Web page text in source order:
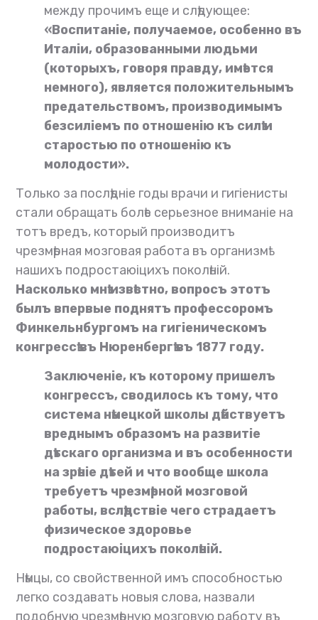
между прочимъ еще и слѣдующее:
«Воспитаніе, получаемое, особенно въ
Италіи, образованными людьми
(которыхъ, говоря правду, имѣется
немного), является положительнымъ
предательствомъ, производимымъ
безсиліемъ по отношенію къ силѣ и
старостью по отношенію къ
молодости».
Только за послѣдніе годы врачи и гигіенисты
стали обращать болѣе серьезное вниманіе на
тотъ вредъ, который производитъ
чрезмѣрная мозговая работа въ организмѣ
нашихъ подростаюіцихъ поколѣній.
Насколько мнѣ извѣстно, вопросъ этотъ
былъ впервые поднятъ профессоромъ
Финкельнбургомъ на гигіеническомъ
конгрессѣ въ Нюренбергѣ въ 1877 году.
Заключеніе, къ которому пришелъ
конгрессъ, сводилось къ тому, что
система нѣмецкой школы дѣйствуетъ
вреднымъ образомъ на развитіе
дѣтскаго организма и въ особенности
на зрѣніе дѣтей и что вообще школа
требуетъ чрезмѣрной мозговой
работы, вслѣдствіе чего страдаетъ
физическое здоровье
подростаюіцихъ поколѣній.
Нѣмцы, со свойственной имъ способностью
легко создавать новыя слова, назвали
подобную чрезмѣрную мозговую работу въ